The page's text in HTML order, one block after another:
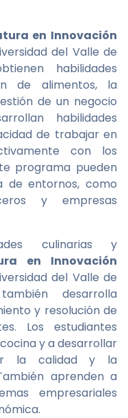
en Innovación
del Valle de
habilidades
de alimentos, la
de un negocio
habilidades
de trabajar en
con los
programa pueden
de entornos, como
y empresas
culinarias y
en Innovación
del Valle de
desarrolla
y resolución de
Los estudiantes
y a desarrollar
la calidad y la
aprenden a
empresariales